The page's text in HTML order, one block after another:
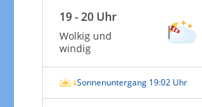
19 - 20 Uhr
Wolkig und
windig
Sonnenuntergang 19:02 Uhr